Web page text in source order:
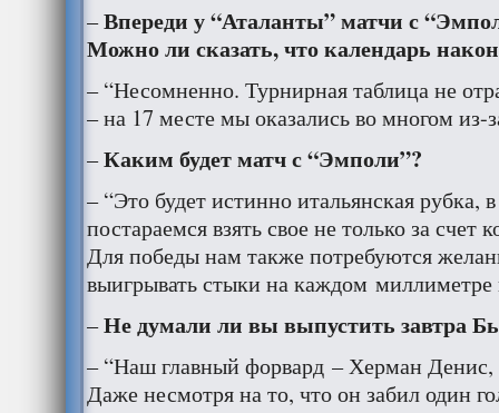
–Впереди у “Аталанты” матчи с
Можно ли сказать, что календарь
– “Несомненно. Турнирная таблица не
– на 17 месте мы оказались во многом из-
–Каким будет матч с “Эмполи”?
– “Это будет истинно итальянская рубка,
постараемся взять свое не только за
Для победы нам также потребуются
выигрывать стыки на каждом миллиметре
–Не думали ли вы выпустить завтра
– “Наш главный форвард – Херман Денис,
Даже несмотря на то, что он забил один